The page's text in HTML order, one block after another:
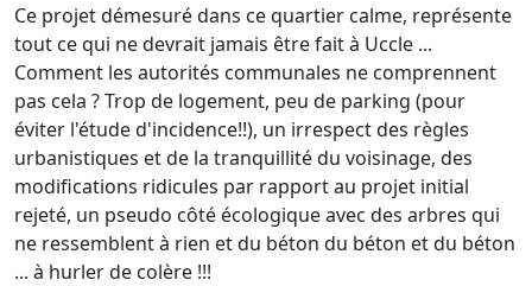
Ce projet démesuré dans ce quartier calme, représente
tout ce qui ne devrait jamais être fait à Uccle ...
Comment les autorités communales ne comprennent
pas cela ? Trop de logement, peu de parking (pour
éviter l'étude d'incidence!!), un irrespect des règles
urbanistiques et de la tranquillité du voisinage, des
modifications ridicules par rapport au projet initial
rejeté, un pseudo côté écologique avec des arbres qui
ne ressemblent à rien et du béton du béton et du béton
... à hurler de colère !!!